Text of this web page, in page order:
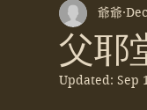
父耶
爺爺
Updated: Sep